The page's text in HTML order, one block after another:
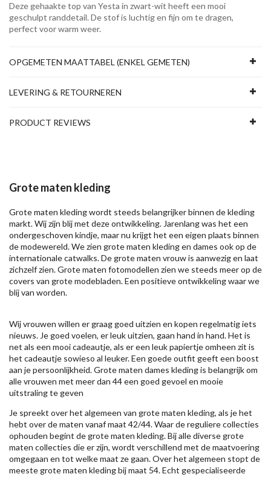
Deze gehaakte top van Yesta in zwart-wit heeft een mooi
geschulpt randdetail. De stof is luchtig en fijn om te dragen,
perfect voor warm weer.
OPGEMETEN MAATTABEL (ENKEL GEMETEN)
LEVERING & RETOURNEREN
PRODUCT REVIEWS
Grote maten kleding
Grote maten kleding wordt steeds belangrijker binnen de kleding
markt. Wij zijn blij met deze ontwikkeling. Jarenlang was het een
ondergeschoven kindje, maar nu krijgt het een eigen plaats binnen
de modewereld. We zien grote maten kleding en dames ook op de
internationale catwalks. De grote maten vrouw is aanwezig en laat
zichzelf zien. Grote maten fotomodellen zien we steeds meer op de
covers van grote modebladen. Een positieve ontwikkeling waar we
blij van worden.
Wij vrouwen willen er graag goed uitzien en kopen regelmatig iets
nieuws. Je goed voelen, er leuk uitzien, gaan hand in hand. Het is
net als een mooi cadeautje, als er een leuk papiertje omheen zit is
het cadeautje sowieso al leuker. Een goede outfit geeft een boost
aan je persoonlijkheid. Grote maten dames kleding is belangrijk om
alle vrouwen met meer dan 44 een goed gevoel en mooie
uitstraling te geven
Je spreekt over het algemeen van grote maten kleding, als je het
hebt over de maten vanaf maat 42/44. Waar de reguliere collecties
ophouden begint de grote maten kleding. Bij alle diverse grote
maten collecties die er zijn, wordt verschillend met de maatvoering
omgegaan en tot welke maat ze gaan. Over het algemeen stopt de
meeste grote maten kleding bij maat 54. Echt gespecialiseerde